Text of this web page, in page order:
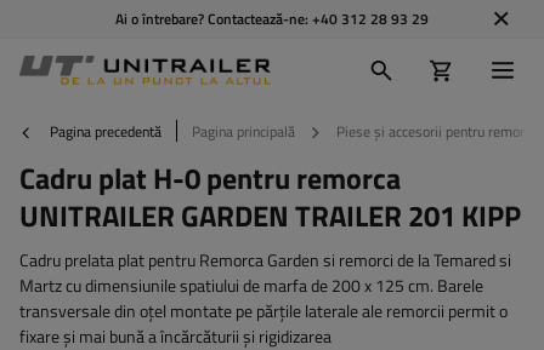
Ai o întrebare? Contactează-ne: +40 312 28 93 29
Pagina precedentă Pagina principală Piese și accesorii pentru remorci
Cadru plat H-0 pentru remorca
UNITRAILER GARDEN TRAILER 201 KIPP
Cadru prelata plat pentru Remorca Garden si remorci de la Temared si
Martz cu dimensiunile spatiului de marfa de 200 x 125 cm. Barele
transversale din oțel montate pe părțile laterale ale remorcii permit o
fixare și mai bună a încărcăturii și rigidizarea